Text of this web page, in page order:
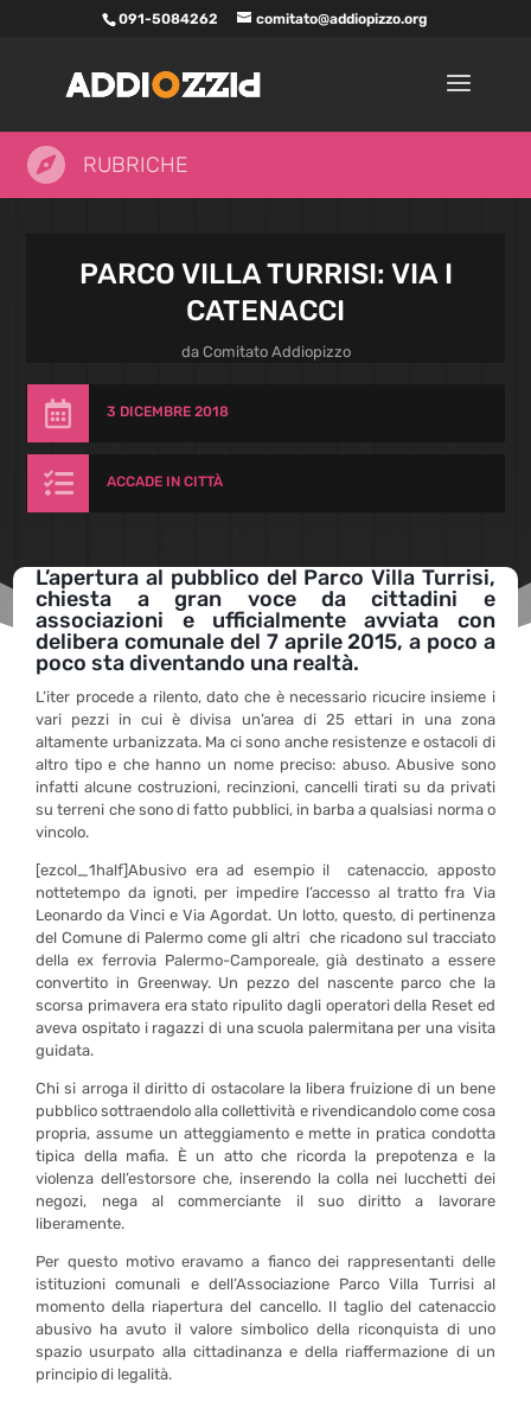
091-5084262 comitato@addiopizzo.org
 RUBRICHE
PARCO VILLA TURRISI: VIA I
CATENACCI
da Comitato Addiopizzo
 3 DICEMBRE 2018
 ACCADE IN CITTÀ
L’apertura al pubblico del Parco Villa Turrisi,
chiesta a gran voce da cittadini e
associazioni e ufficialmente avviata con
delibera comunale del 7 aprile 2015, a poco a
poco sta diventando una realtà.
L’iter procede a rilento, dato che è necessario ricucire insieme i
vari pezzi in cui è divisa un’area di 25 ettari in una zona
altamente urbanizzata. Ma ci sono anche resistenze e ostacoli di
altro tipo e che hanno un nome preciso: abuso. Abusive sono
infatti alcune costruzioni, recinzioni, cancelli tirati su da privati
su terreni che sono di fatto pubblici, in barba a qualsiasi norma o
vincolo.
[ezcol_1half]Abusivo era ad esempio il catenaccio, apposto
nottetempo da ignoti, per impedire l’accesso al tratto fra Via
Leonardo da Vinci e Via Agordat. Un lotto, questo, di pertinenza
del Comune di Palermo come gli altri che ricadono sul tracciato
della ex ferrovia Palermo-Camporeale, già destinato a essere
convertito in Greenway. Un pezzo del nascente parco che la
scorsa primavera era stato ripulito dagli operatori della Reset ed
aveva ospitato i ragazzi di una scuola palermitana per una visita
guidata.
Chi si arroga il diritto di ostacolare la libera fruizione di un bene
pubblico sottraendolo alla collettività e rivendicandolo come cosa
propria, assume un atteggiamento e mette in pratica condotta
tipica della mafia. È un atto che ricorda la prepotenza e la
violenza dell’estorsore che, inserendo la colla nei lucchetti dei
negozi, nega al commerciante il suo diritto a lavorare
liberamente.
Per questo motivo eravamo a fianco dei rappresentanti delle
istituzioni comunali e dell’Associazione Parco Villa Turrisi al
momento della riapertura del cancello. Il taglio del catenaccio
abusivo ha avuto il valore simbolico della riconquista di uno
spazio usurpato alla cittadinanza e della riaffermazione di un
principio di legalità.